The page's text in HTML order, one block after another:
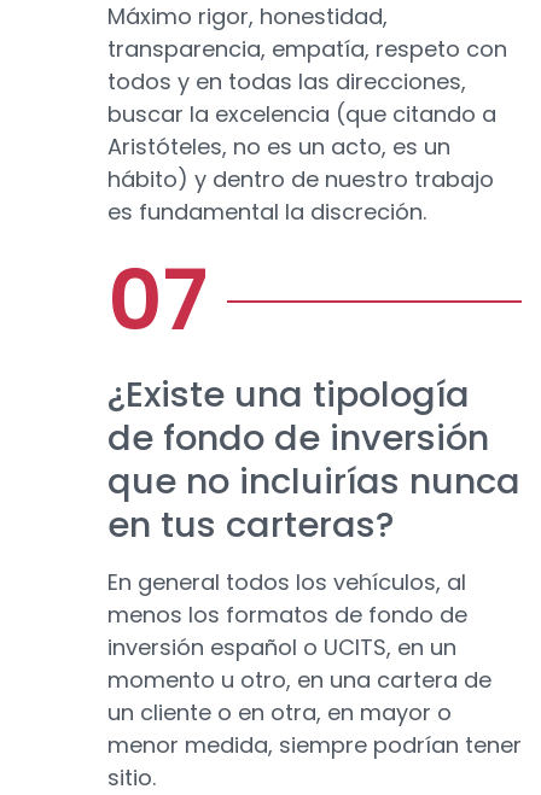
Máximo rigor, honestidad,
transparencia, empatía, respeto con
todos y en todas las direcciones,
buscar la excelencia (que citando a
Aristóteles, no es un acto, es un
hábito) y dentro de nuestro trabajo
es fundamental la discreción.
¿Existe una tipología
de fondo de inversión
que no incluirías nunca
en tus carteras?
En general todos los vehículos, al
menos los formatos de fondo de
inversión español o UCITS, en un
momento u otro, en una cartera de
un cliente o en otra, en mayor o
menor medida, siempre podrían tener
sitio.